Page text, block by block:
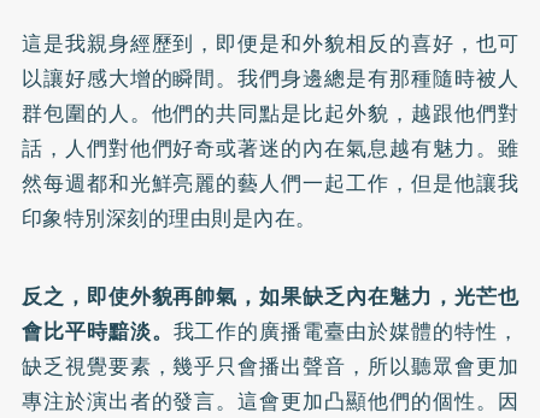
這是我親身經歷到，即便是和外貌相反的喜好，也可
以讓好感大增的瞬間。我們身邊總是有那種隨時被人
群包圍的人。他們的共同點是比起外貌，越跟他們對
話，人們對他們好奇或著迷的內在氣息越有魅力。雖
然每週都和光鮮亮麗的藝人們一起工作，但是他讓我
印象特別深刻的理由則是內在。
反之，即使外貌再帥氣，如果缺乏內在魅力，光芒也
會比平時黯淡。 我工作的廣播電臺由於媒體的特性，
缺乏視覺要素，幾乎只會播出聲音，所以聽眾會更加
專注於演出者的發言。這會更加凸顯他們的個性。因